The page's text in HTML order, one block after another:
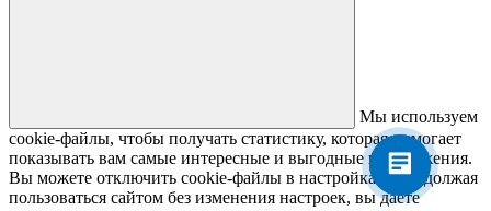
Мы используем
cookie-файлы, чтобы получать статистику, которая помогает
показывать вам самые интересные и выгодные предложения.
Вы можете отключить cookie-файлы в настройках. Продолжая
пользоваться сайтом без изменения настроек, вы даете